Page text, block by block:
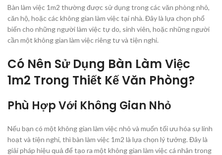
Bàn làm việc 1m2 thường được sử dụng trong các văn phòng nhỏ,
căn hộ, hoặc các không gian làm việc tại nhà. Đây là lựa chọn phổ
biến cho những người làm việc tự do, sinh viên, hoặc những người
cần một không gian làm việc riêng tư và tiện nghi.
Có Nên Sử Dụng Bàn Làm Việc
1m2 Trong Thiết Kế Văn Phòng?
Phù Hợp Với Không Gian Nhỏ
Nếu bạn có một không gian làm việc nhỏ và muốn tối ưu hóa sự linh
hoạt và tiện nghi, thì bàn làm việc 1m2 là lựa chọn lý tưởng. Đây là
giải pháp hiệu quả để tạo ra một không gian làm việc cá nhân trong